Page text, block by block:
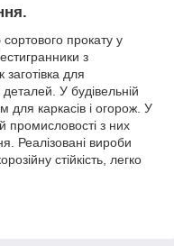
прокату у
з
заготівка для
У будівельній
для каркасів і огорож. У
промисловості з них
Реалізовані вироби
стійкість, легко